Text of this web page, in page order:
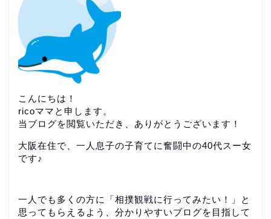
こんにちは！
ricoママと申します。
当ブログを閲覧いただき、ありがとうございます！
大阪在住で、一人息子の子育てに奮闘中の40代スー女
です♪
一人でも多くの方に「相撲観戦に行ってみたい！」と
思ってもらえるよう、分かりやすいブログを目指して